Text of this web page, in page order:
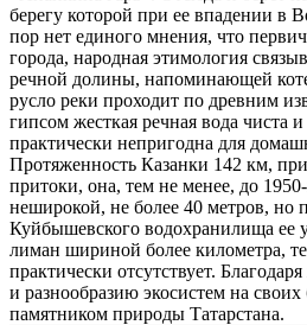
берегу которой при ее впадении в
пор нет единого мнения, что
города, народная этимология
речной долины, напоминающей
русло реки проходит по древним
гипсом жесткая речная вода чиста
практически непригодна для
Протяженность Казанки 142 км,
притоки, она, тем не менее, до 1950-
неширокой, не более 40 метров, но
Куйбышевского водохранилища ее
лиман шириной более километра,
практически отсутствует.
и разнообразию экосистем на своих
памятником природы Татарстана.